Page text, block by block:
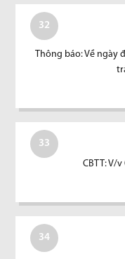
32
Thông báo: Về ngày
33
CBTT: V/
34